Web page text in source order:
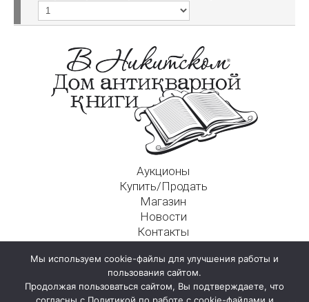
Аукционы
Купить/Продать
Магазин
Новости
Контакты
125009, г. Москва, Никитский пер., д. 4а, стр. 1
Мы используем cookie-файлы для улучшения работы и
пользования сайтом.
Продолжая пользоваться сайтом, Вы подтверждаете, что